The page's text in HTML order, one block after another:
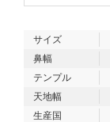
サイズ
鼻幅
テンプル
天地幅
生産国